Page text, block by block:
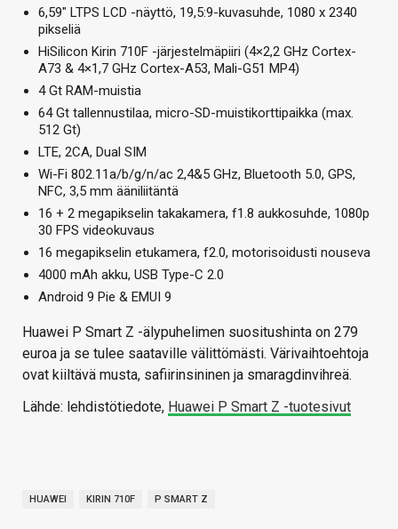
6,59″ LTPS LCD -näyttö, 19,5:9-kuvasuhde, 1080 x 2340
pikseliä
HiSilicon Kirin 710F -järjestelmäpiiri (4×2,2 GHz Cortex-
A73 & 4×1,7 GHz Cortex-A53, Mali-G51 MP4)
4 Gt RAM-muistia
64 Gt tallennustilaa, micro-SD-muistikorttipaikka (max.
512 Gt)
LTE, 2CA, Dual SIM
Wi-Fi 802.11a/b/g/n/ac 2,4&5 GHz, Bluetooth 5.0, GPS,
NFC, 3,5 mm ääniliitäntä
16 + 2 megapikselin takakamera, f1.8 aukkosuhde, 1080p
30 FPS videokuvaus
16 megapikselin etukamera, f2.0, motorisoidusti nouseva
4000 mAh akku, USB Type-C 2.0
Android 9 Pie & EMUI 9
Huawei P Smart Z -älypuhelimen suositushinta on 279
euroa ja se tulee saataville välittömästi. Värivaihtoehtoja
ovat kiiltävä musta, safiirinsininen ja smaragdinvihreä.
Lähde: lehdistötiedote, Huawei P Smart Z -tuotesivut
HUAWEI KIRIN 710F P SMART Z